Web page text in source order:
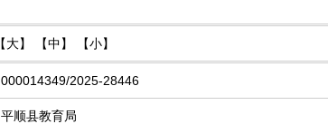
【大】 【中】 【小】
000014349/2025-28446
平顺县教育局